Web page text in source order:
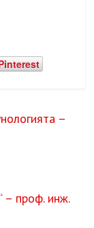
–
– проф. инж.